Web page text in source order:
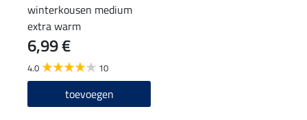
winterkousen medium
extra warm
6,99 €
4.0 10
toevoegen